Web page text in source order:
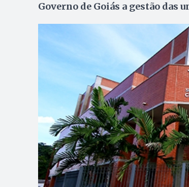
Governo de Goiás a gestão